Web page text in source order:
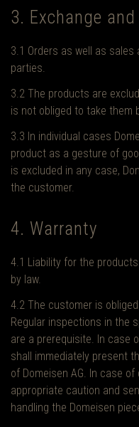
3. Exchange
3.1 Orders as well as
parties.
3.2 The products are
is not obliged to take them
3.3 In individual cases
product as a gesture of
is excluded in any case,
the customer.
4. Warranty
4.1 Liability for the
by law.
4.2 The customer is
Regular inspections in the
are a prerequisite. In case
shall immediately present
of Domeisen AG. In case
appropriate caution and
handling the Domeisen